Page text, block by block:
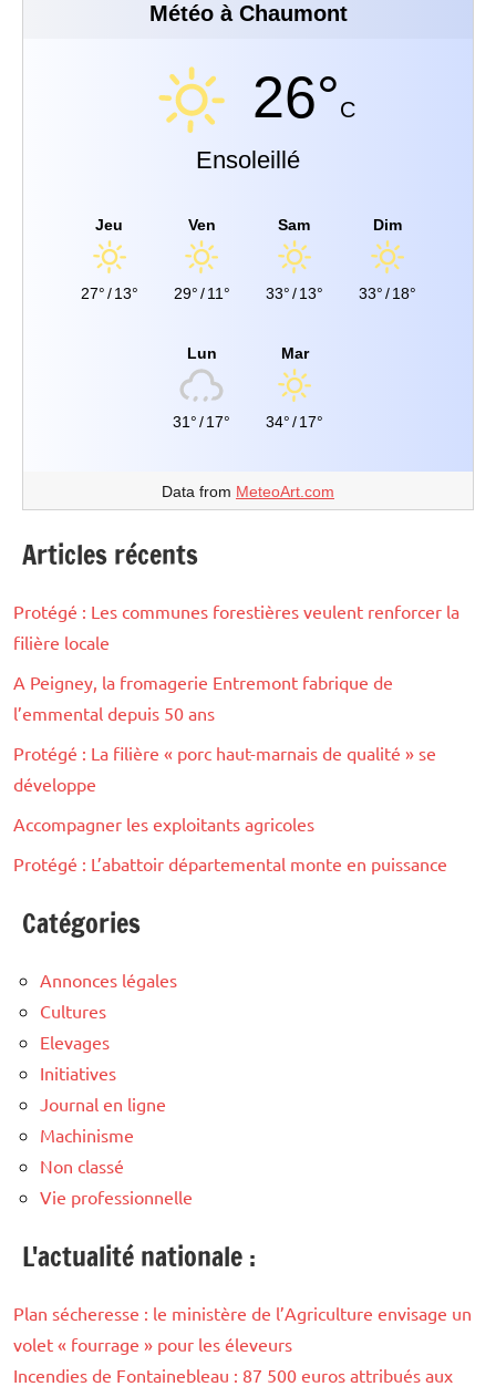
Météo à Chaumont
26°C
Ensoleillé
Jeu
27°/ 13°
Ven
29°/ 11°
Sam
33°/ 13°
Dim
33°/ 18°
Lun
31°/17°
Mar
34°/17°
Data from MeteoArt.com
Articles récents
Protégé : Les communes forestières veulent renforcer la
filière locale
A Peigney, la fromagerie Entremont fabrique de
l’emmental depuis 50 ans
Protégé : La filière « porc haut-marnais de qualité » se
développe
Accompagner les exploitants agricoles
Protégé : L’abattoir départemental monte en puissance
Catégories
Annonces légales
Cultures
Elevages
Initiatives
Journal en ligne
Machinisme
Non classé
Vie professionnelle
L'actualité nationale :
Plan sécheresse : le ministère de l’Agriculture envisage un
volet « fourrage » pour les éleveurs
Incendies de Fontainebleau : 87 500 euros attribués aux